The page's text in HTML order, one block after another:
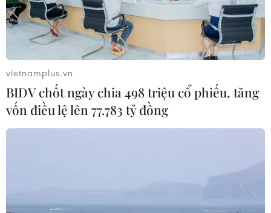
vietnamplus.vn
BIDV chốt ngày chia 498 triệu cổ phiếu, tăng
vốn điều lệ lên 77.783 tỷ đồng